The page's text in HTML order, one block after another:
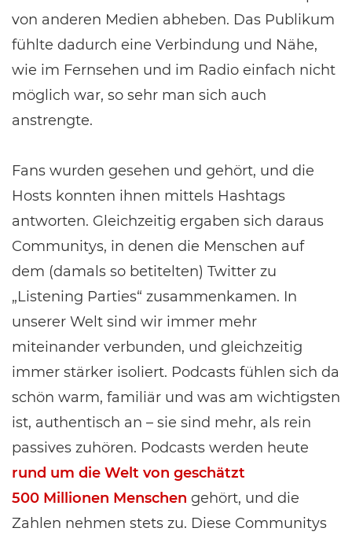
von anderen Medien abheben. Das Publikum
fühlte dadurch eine Verbindung und Nähe,
wie im Fernsehen und im Radio einfach nicht
möglich war, so sehr man sich auch
anstrengte.
Fans wurden gesehen und gehört, und die
Hosts konnten ihnen mittels Hashtags
antworten. Gleichzeitig ergaben sich daraus
Communitys, in denen die Menschen auf
dem (damals so betitelten) Twitter zu
„Listening Parties“ zusammenkamen. In
unserer Welt sind wir immer mehr
miteinander verbunden, und gleichzeitig
immer stärker isoliert. Podcasts fühlen sich da
schön warm, familiär und was am wichtigsten
ist, authentisch an – sie sind mehr, als rein
passives zuhören. Podcasts werden heute
rund um die Welt von geschätzt
500 Millionen Menschen gehört, und die
Zahlen nehmen stets zu. Diese Communitys